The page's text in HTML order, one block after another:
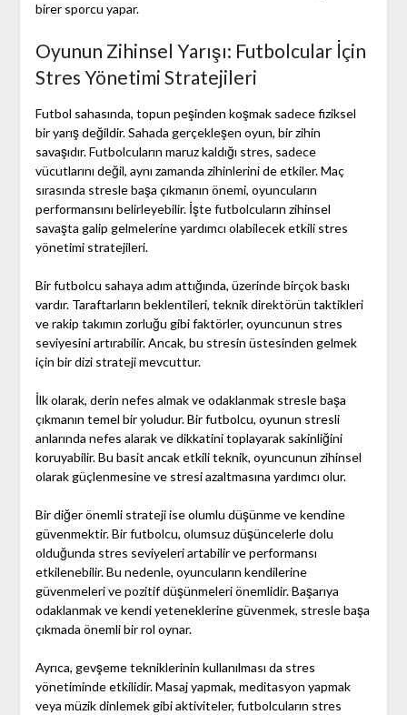
birer sporcu yapar.
Oyunun Zihinsel Yarışı: Futbolcular İçin
Stres Yönetimi Stratejileri
Futbol sahasında, topun peşinden koşmak sadece fiziksel
bir yarış değildir. Sahada gerçekleşen oyun, bir zihin
savaşıdır. Futbolcuların maruz kaldığı stres, sadece
vücutlarını değil, aynı zamanda zihinlerini de etkiler. Maç
sırasında stresle başa çıkmanın önemi, oyuncuların
performansını belirleyebilir. İşte futbolcuların zihinsel
savaşta galip gelmelerine yardımcı olabilecek etkili stres
yönetimi stratejileri.
Bir futbolcu sahaya adım attığında, üzerinde birçok baskı
vardır. Taraftarların beklentileri, teknik direktörün taktikleri
ve rakip takımın zorluğu gibi faktörler, oyuncunun stres
seviyesini artırabilir. Ancak, bu stresin üstesinden gelmek
için bir dizi strateji mevcuttur.
İlk olarak, derin nefes almak ve odaklanmak stresle başa
çıkmanın temel bir yoludur. Bir futbolcu, oyunun stresli
anlarında nefes alarak ve dikkatini toplayarak sakinliğini
koruyabilir. Bu basit ancak etkili teknik, oyuncunun zihinsel
olarak güçlenmesine ve stresi azaltmasına yardımcı olur.
Bir diğer önemli strateji ise olumlu düşünme ve kendine
güvenmektir. Bir futbolcu, olumsuz düşüncelerle dolu
olduğunda stres seviyeleri artabilir ve performansı
etkilenebilir. Bu nedenle, oyuncuların kendilerine
güvenmeleri ve pozitif düşünmeleri önemlidir. Başarıya
odaklanmak ve kendi yeteneklerine güvenmek, stresle başa
çıkmada önemli bir rol oynar.
Ayrıca, gevşeme tekniklerinin kullanılması da stres
yönetiminde etkilidir. Masaj yapmak, meditasyon yapmak
veya müzik dinlemek gibi aktiviteler, futbolcuların stres